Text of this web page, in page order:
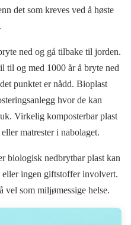
det som kreves ved å høste
ned og gå tilbake til jorden.
til og med 1000 år å bryte ned
punktet er nådd. Bioplast
hvor de kan
Virkelig komposterbar plast
matrester i nabolaget.
biologisk nedbrytbar plast kan
eller ingen giftstoffer involvert.
vel som miljømessige helse.